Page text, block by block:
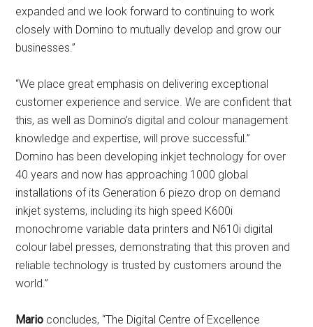
expanded and we look forward to continuing to work
closely with Domino to mutually develop and grow our
businesses.”
“We place great emphasis on delivering exceptional
customer experience and service. We are confident that
this, as well as Domino’s digital and colour management
knowledge and expertise, will prove successful.”
Domino has been developing inkjet technology for over
40 years and now has approaching 1000 global
installations of its Generation 6 piezo drop on demand
inkjet systems, including its high speed K600i
monochrome variable data printers and N610i digital
colour label presses, demonstrating that this proven and
reliable technology is trusted by customers around the
world.”
Mario concludes, “The Digital Centre of Excellence